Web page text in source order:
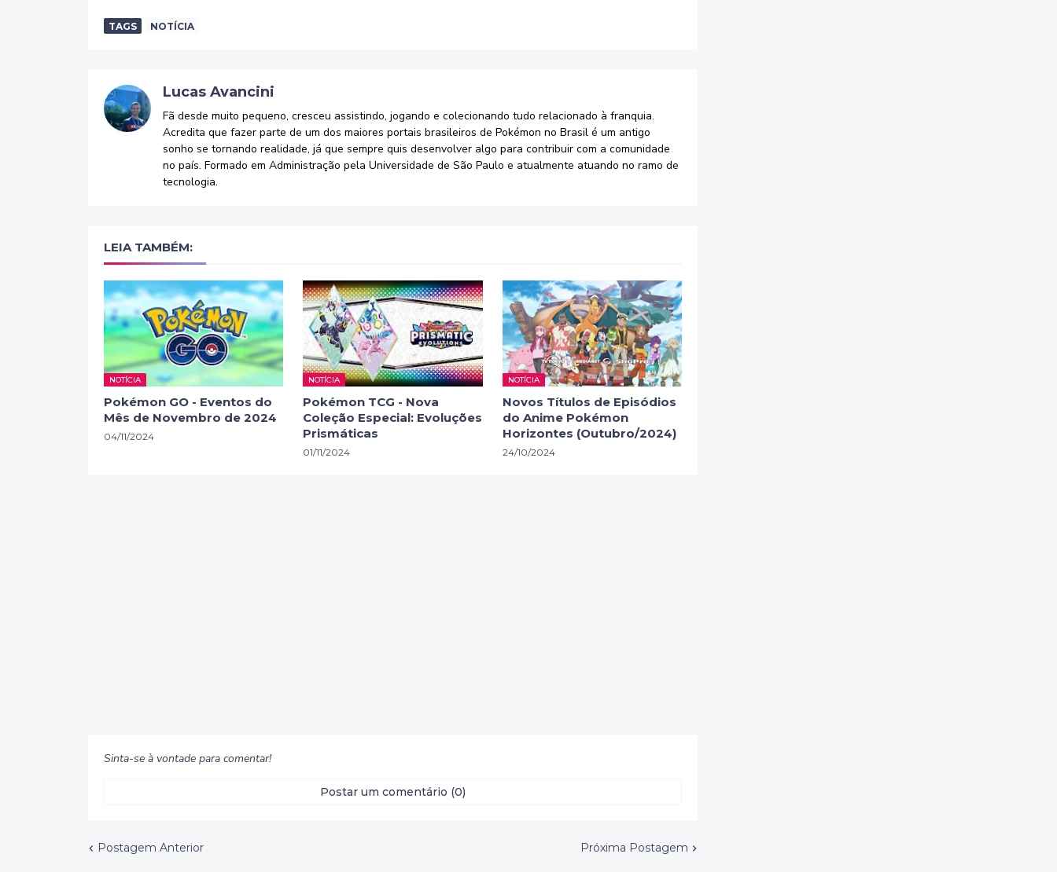
TAGS NOTÍCIA
Lucas Avancini
Fã desde muito pequeno, cresceu assistindo, jogando e colecionando tudo relacionado à franquia.
Acredita que fazer parte de um dos maiores portais brasileiros de Pokémon no Brasil é um antigo
sonho se tornando realidade, já que sempre quis desenvolver algo para contribuir com a comunidade
no país. Formado em Administração pela Universidade de São Paulo e atualmente atuando no ramo de
tecnologia.
LEIA TAMBÉM:
NOTÍCIA
Pokémon GO - Eventos do
Mês de Novembro de 2024
04/11/2024
NOTÍCIA
Pokémon TCG - Nova
Coleção Especial: Evoluções
Prismáticas
01/11/2024
NOTÍCIA
Novos Títulos de Episódios
do Anime Pokémon
Horizontes (Outubro/2024)
24/10/2024
Sinta-se à vontade para comentar!
Postar um comentário (0)
Postagem Anterior Próxima Postagem